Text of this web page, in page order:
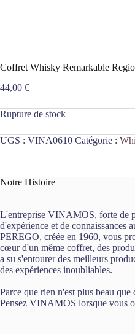
Coffret Whisky Remarkable
44,00 €
Rupture de stock
UGS : VINA0610 Catégorie :
Notre Histoire
L'entreprise VINAMOS, forte de
d'expérience et de connaissances
PEREGO, créée en 1960, vous
cœur d'un même coffret, des
a su s'entourer des meilleurs
des expériences inoubliables.
Parce que rien n'est plus beau que
Pensez VINAMOS lorsque vous